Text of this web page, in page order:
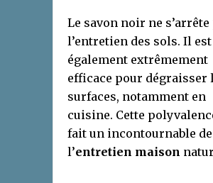
Le savon noir ne s’arrête
l’entretien des sols. Il est
également extrêmement
efficace pour dégraisser
surfaces, notamment en
cuisine. Cette
fait un incontournable de
l’entretien maison